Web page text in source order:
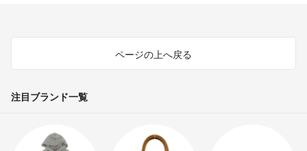
ページの上へ戻る
注目ブランド一覧